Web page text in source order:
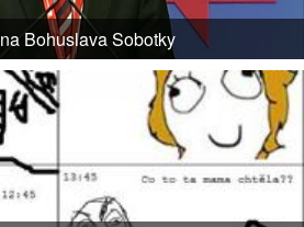
Bohuslava Sobotky